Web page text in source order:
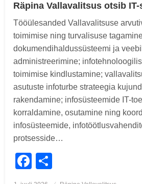
Räpina Vallavalitsus otsib
Tööülesanded Vallavalitsuse
toimimise ning turvalisuse
dokumendihaldussüsteemi ja
administreerimine;
toimimise kindlustamine;
asutuste infoturbe strateegia
rakendamine; infosüsteemide IT-
korraldamine, osutamine ning
infosüsteemide,
protsesside…
Facebook